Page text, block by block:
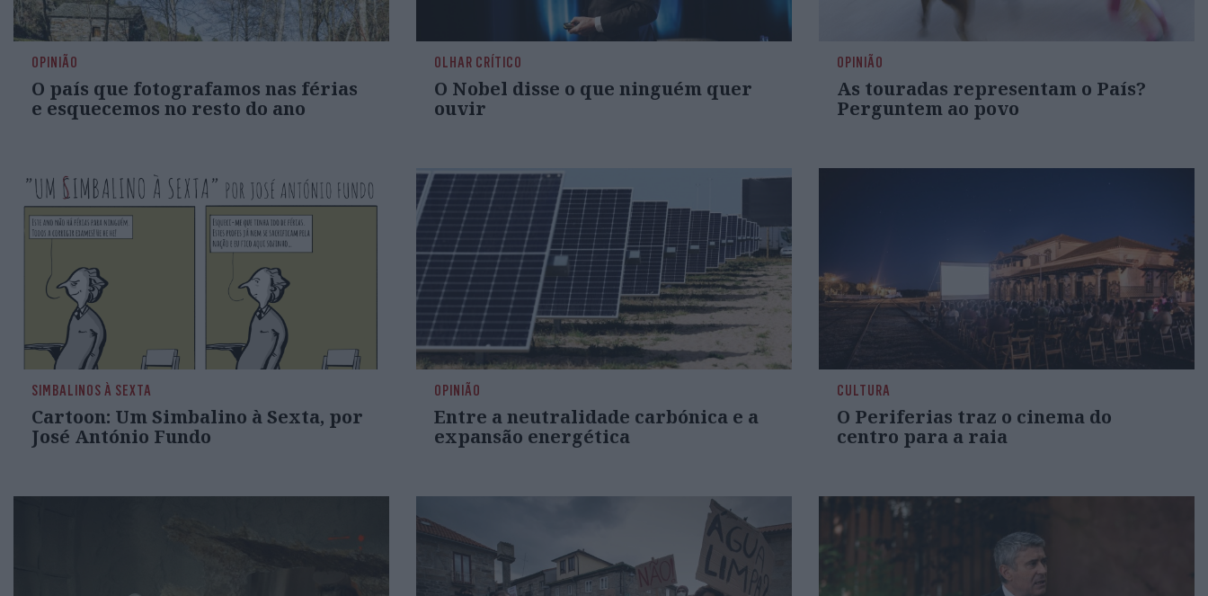
OPINIÃO
O país que fotografamos nas férias
e esquecemos no resto do ano
OLHAR CRÍTICO
O Nobel disse o que ninguém quer
ouvir
OPINIÃO
As touradas representam o País?
Perguntem ao povo
SIMBALINOS À SEXTA
Cartoon: Um Simbalino à Sexta, por
José António Fundo
OPINIÃO
Entre a neutralidade carbónica e a
expansão energética
CULTURA
O Periferias traz o cinema do
centro para a raia